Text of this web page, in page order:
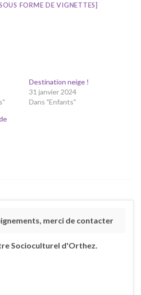
FORME DE VIGNETTES]
Destination neige !
31 janvier 2024
Dans "Enfants"
merci de contacter
Socioculturel d'Orthez.